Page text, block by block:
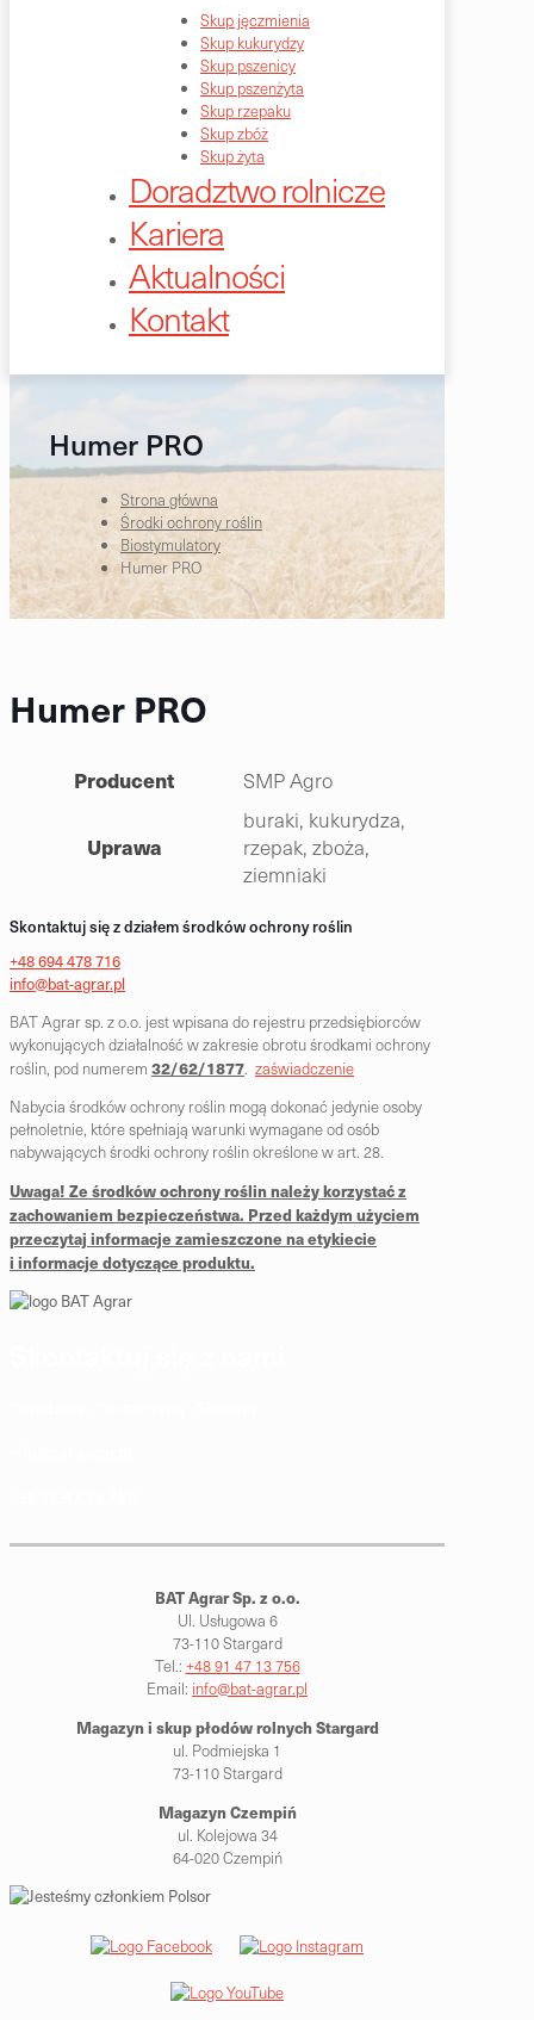
Skup jęczmienia
Skup kukurydzy
Skup pszenicy
Skup pszenżyta
Skup rzepaku
Skup zbóż
Skup żyta
Doradztwo rolnicze
Kariera
Aktualności
Kontakt
Humer PRO
Strona główna
Środki ochrony roślin
Biostymulatory
Humer PRO
Humer PRO
Producent SMP Agro
Uprawa
buraki, kukurydza,
rzepak, zboża,
ziemniaki
Skontaktuj się z działem środków ochrony roślin
+48 694 478 716
info@bat-agrar.pl
BAT Agrar sp. z o.o. jest wpisana do rejestru przedsiębiorców
wykonujących działalność w zakresie obrotu środkami ochrony
roślin, pod numerem 32/62/1877. zaświadczenie
Nabycia środków ochrony roślin mogą dokonać jedynie osoby
pełnoletnie, które spełniają warunki wymagane od osób
nabywających środki ochrony roślin określone w art. 28.
Uwaga! Ze środków ochrony roślin należy korzystać z
zachowaniem bezpieczeństwa. Przed każdym użyciem
przeczytaj informacje zamieszczone na etykiecie
i informacje dotyczące produktu.
BAT Agrar Sp. z o.o.
Ul. Usługowa 6
73-110 Stargard
Tel.: +48 91 47 13 756
Email: info@bat-agrar.pl
Magazyn i skup płodów rolnychStargard
ul. Podmiejska 1
73-110 Stargard
Magazyn Czempiń
ul. Kolejowa 34
64-020 Czempiń